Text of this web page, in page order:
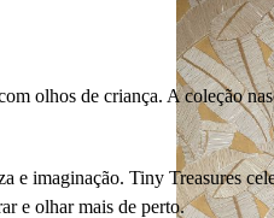
olhos de criança. A coleção
e imaginação. Tiny Treasures
e olhar mais de perto.